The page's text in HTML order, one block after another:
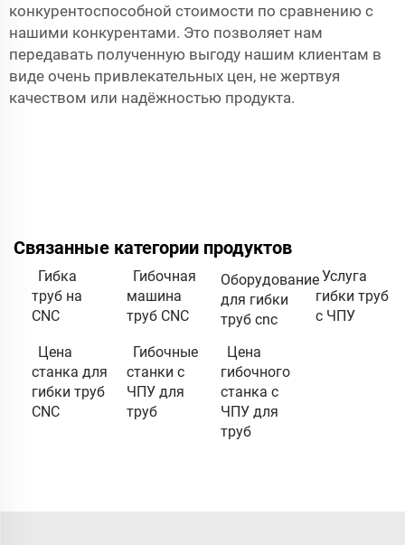
конкурентоспособной стоимости по сравнению с
нашими конкурентами. Это позволяет нам
передавать полученную выгоду нашим клиентам в
виде очень привлекательных цен, не жертвуя
качеством или надёжностью продукта.
Связанные категории продуктов
Гибка
труб на
CNC
Гибочная
машина
труб CNC
Оборудование
для гибки
труб cnc
Услуга
гибки труб
с ЧПУ
Цена
станка для
гибки труб
CNC
Гибочные
станки с
ЧПУ для
труб
Цена
гибочного
станка с
ЧПУ для
труб